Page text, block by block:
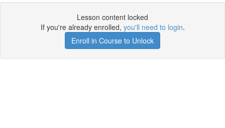
Lesson content locked
If you're already enrolled, you'll need to login.
Enroll in Course to Unlock